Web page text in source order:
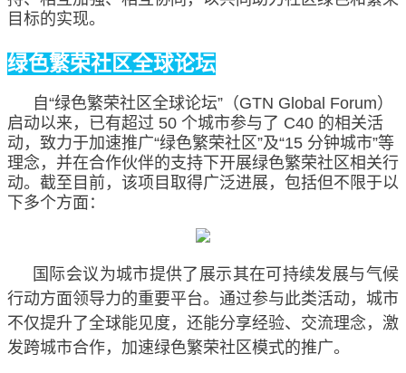
目标的实现。
绿色繁荣社区全球论坛
自“绿色繁荣社区全球论坛” （GTN Global Forum）
启动以来，已有超过 50 个城市参与了 C40 的相关活
动，致力于加速推广“绿色繁荣社区”及“15 分钟城市”等
理念，并在合作伙伴的支持下开展绿色繁荣社区相关行
动。截至目前，该项目取得广泛进展，包括但不限于以
下多个方面：
国际会议为城市提供了展示其在可持续发展与气候
行动方面领导力的重要平台。通过参与此类活动，城市
不仅提升了全球能见度，还能分享经验、交流理念，激
发跨城市合作，加速绿色繁荣社区模式的推广。